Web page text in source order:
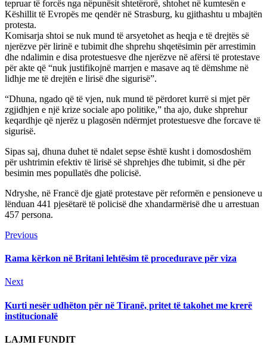
tepruar të forcës nga nëpunësit shtetërorë, shtohet në kumtesën e
Këshillit të Evropës me qendër në Strasburg, ku gjithashtu u mbajtën
protesta.
Komisarja shtoi se nuk mund të arsyetohet as heqja e të drejtës së
njerëzve për lirinë e tubimit dhe shprehu shqetësimin për arrestimin
dhe ndalimin e disa protestuesve dhe njerëzve në afërsi të protestave
për akte që “nuk justifikojnë marrjen e masave aq të dëmshme në
lidhje me të drejtën e lirisë dhe sigurisë”.
“Dhuna, ngado që të vjen, nuk mund të përdoret kurrë si mjet për
zgjidhjen e një krize sociale apo politike,” tha ajo, duke shprehur
keqardhje që njerëz u plagosën ndërmjet protestuesve dhe forcave të
sigurisë.
Sipas saj, dhuna duhet të ndalet sepse është kusht i domosdoshëm
për ushtrimin efektiv të lirisë së shprehjes dhe tubimit, si dhe për
besimin mes popullatës dhe policisë.
Ndryshe, në Francë dje gjatë protestave për reformën e pensioneve u
lënduan 441 pjesëtarë të policisë dhe xhandarmërisë dhe u arrestuan
457 persona.
Continue
Reading
PreviousPrevious
Rama kërkon në Britani lehtësim të procedurave për viza
NextNext
Kurti nesër udhëton për në Tiranë, pritet të takohet me krerë
institucionalë
LAJMI FUNDIT